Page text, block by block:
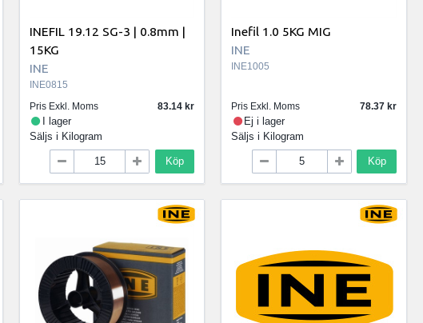
INEFIL 19.12 SG-3 | 0.8mm |
15KG
INE
INE0815
Pris Exkl. Moms
83.14
I lager
Säljs i Kilogram
Köp
Inefil 1.0 5KG MIG
INE
INE1005
Pris Exkl. Moms 78.37
Ej i lager
Säljs i Kilogram
Köp